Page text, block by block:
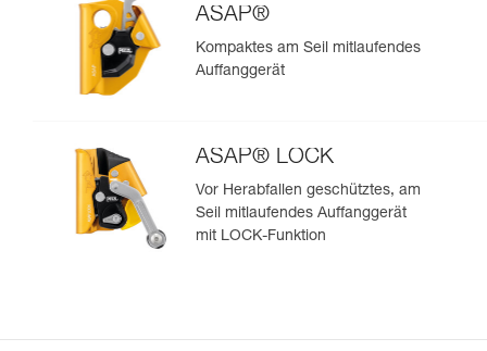
ASAP®
Kompaktes am Seil mitlaufendes
Auffanggerät
ASAP® LOCK
Vor Herabfallen geschütztes, am
Seil mitlaufendes Auffanggerät
mit LOCK-Funktion